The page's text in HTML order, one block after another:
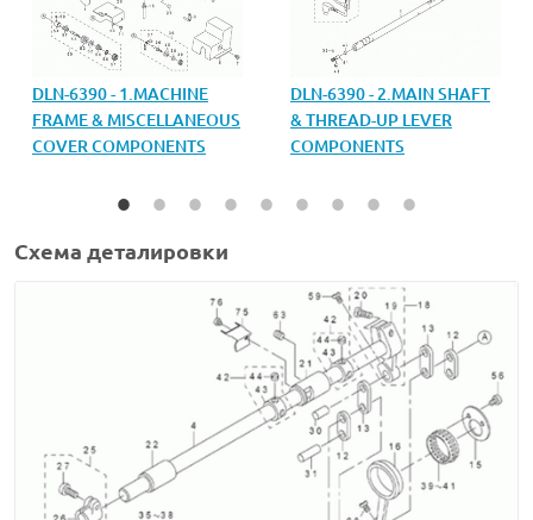
DLN-6390 - 1.MACHINE
FRAME & MISCELLANEOUS
COVER COMPONENTS
DLN-6390 - 2.MAIN SHAFT
& THREAD-UP LEVER
COMPONENTS
Схема деталировки